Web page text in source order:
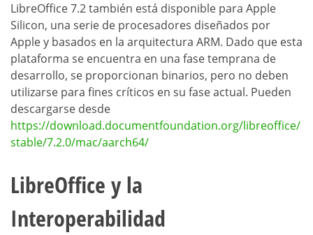
LibreOffice 7.2 también está disponible para Apple
Silicon, una serie de procesadores diseñados por
Apple y basados en la arquitectura ARM. Dado que esta
plataforma se encuentra en una fase temprana de
desarrollo, se proporcionan binarios, pero no deben
utilizarse para fines críticos en su fase actual. Pueden
descargarse desde
https://download.documentfoundation.org/libreoffice/
stable/7.2.0/mac/aarch64/
LibreOffice y la
Interoperabilidad